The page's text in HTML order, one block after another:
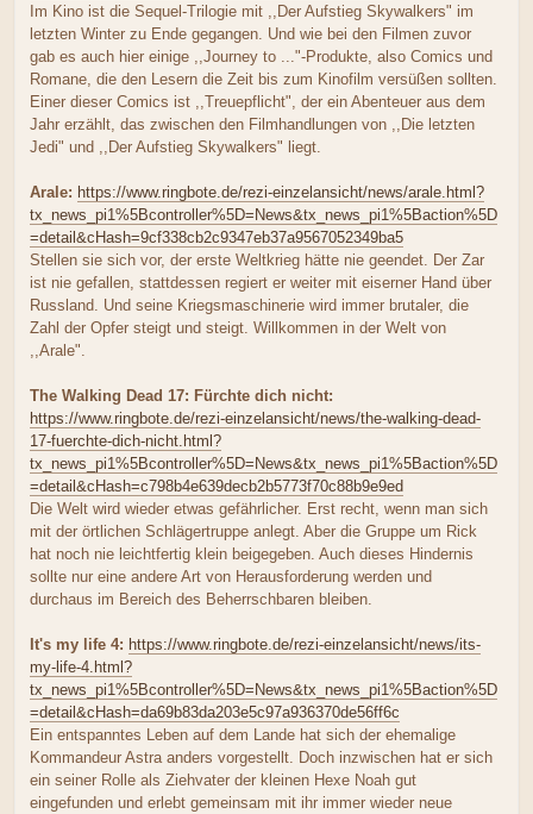
Im Kino ist die Sequel-Trilogie mit ,,Der Aufstieg Skywalkers" im
letzten Winter zu Ende gegangen. Und wie bei den Filmen zuvor
gab es auch hier einige ,,Journey to ..."-Produkte, also Comics und
Romane, die den Lesern die Zeit bis zum Kinofilm versüßen sollten.
Einer dieser Comics ist ,,Treuepflicht", der ein Abenteuer aus dem
Jahr erzählt, das zwischen den Filmhandlungen von ,,Die letzten
Jedi" und ,,Der Aufstieg Skywalkers" liegt.
Arale: https://www.ringbote.de/rezi-einzelansicht/news/arale.html?
tx_news_pi1%5Bcontroller%5D=News&tx_news_pi1%5Baction%5D
=detail&cHash=9cf338cb2c9347eb37a9567052349ba5
Stellen sie sich vor, der erste Weltkrieg hätte nie geendet. Der Zar
ist nie gefallen, stattdessen regiert er weiter mit eiserner Hand über
Russland. Und seine Kriegsmaschinerie wird immer brutaler, die
Zahl der Opfer steigt und steigt. Willkommen in der Welt von
,,Arale".
The Walking Dead 17: Fürchte dich nicht:
https://www.ringbote.de/rezi-einzelansicht/news/the-walking-dead-
17-fuerchte-dich-nicht.html?
tx_news_pi1%5Bcontroller%5D=News&tx_news_pi1%5Baction%5D
=detail&cHash=c798b4e639decb2b5773f70c88b9e9ed
Die Welt wird wieder etwas gefährlicher. Erst recht, wenn man sich
mit der örtlichen Schlägertruppe anlegt. Aber die Gruppe um Rick
hat noch nie leichtfertig klein beigegeben. Auch dieses Hindernis
sollte nur eine andere Art von Herausforderung werden und
durchaus im Bereich des Beherrschbaren bleiben.
It's my life 4: https://www.ringbote.de/rezi-einzelansicht/news/its-
my-life-4.html?
tx_news_pi1%5Bcontroller%5D=News&tx_news_pi1%5Baction%5D
=detail&cHash=da69b83da203e5c97a936370de56ff6c
Ein entspanntes Leben auf dem Lande hat sich der ehemalige
Kommandeur Astra anders vorgestellt. Doch inzwischen hat er sich
ein seiner Rolle als Ziehvater der kleinen Hexe Noah gut
eingefunden und erlebt gemeinsam mit ihr immer wieder neue